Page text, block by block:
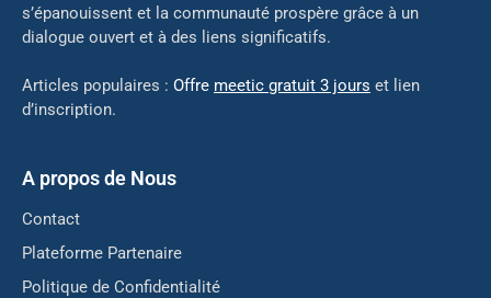
s’épanouissent et la communauté prospère grâce à un
dialogue ouvert et à des liens significatifs.
Articles populaires : Offre meetic gratuit 3 jours et lien
d’inscription.
A propos de Nous
Contact
Plateforme Partenaire
Politique de Confidentialité